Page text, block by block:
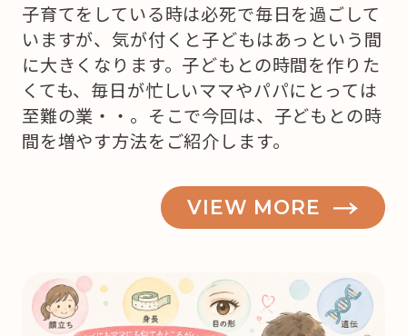
子育てをしている時は必死で毎日を過ごして
いますが、気が付くと子どもはあっという間
に大きくなります。子どもとの時間を作りた
くても、毎日が忙しいママやパパにとっては
至難の業・・。そこで今回は、子どもとの時
間を増やす方法をご紹介します。
VIEW MORE